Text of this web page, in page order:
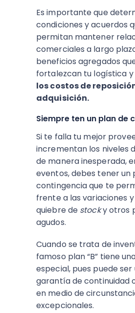
Es importante que
condiciones y acuerdos
permitan mantener
comerciales a largo
beneficios agregados
fortalezcan tu logística y
los costos de
adquisición.
Siempre ten un plan de
Si te falla tu mejor
incrementan los niveles
de manera inesperada,
eventos, debes tener un
contingencia que te
frente a las variaciones
quiebre de stocky otros
agudos.
Cuando se trata de
famoso plan “B” tiene
especial, pues puede ser
garantía de continuidad
en medio de
excepcionales.